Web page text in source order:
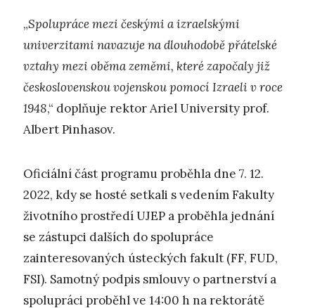
„Spolupráce mezi českými a izraelskými
univerzitami navazuje na dlouhodobě přátelské
vztahy mezi oběma zeměmi, které započaly již
československou vojenskou pomocí Izraeli v roce
1948,“ doplňuje rektor Ariel University prof.
Albert Pinhasov.
Oficiální část programu proběhla dne 7. 12.
2022, kdy se hosté setkali s vedením Fakulty
životního prostředí UJEP a proběhla jednání
se zástupci dalších do spolupráce
zainteresovaných ústeckých fakult (FF, FUD,
FSI). Samotný podpis smlouvy o partnerství a
spolupráci proběhl ve 14:00 h na rektorátě